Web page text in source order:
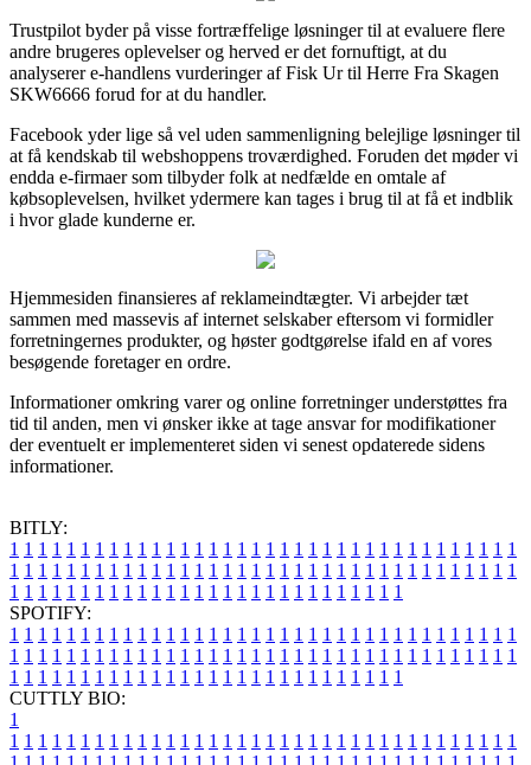
Trustpilot byder på visse fortræffelige løsninger til at evaluere flere
andre brugeres oplevelser og herved er det fornuftigt, at du
analyserer e-handlens vurderinger af Fisk Ur til Herre Fra Skagen
SKW6666 forud for at du handler.
Facebook yder lige så vel uden sammenligning belejlige løsninger til
at få kendskab til webshoppens troværdighed. Foruden det møder vi
endda e-firmaer som tilbyder folk at nedfælde en omtale af
købsoplevelsen, hvilket ydermere kan tages i brug til at få et indblik
i hvor glade kunderne er.
Hjemmesiden finansieres af reklameindtægter. Vi arbejder tæt
sammen med massevis af internet selskaber eftersom vi formidler
forretningernes produkter, og høster godtgørelse ifald en af vores
besøgende foretager en ordre.
Informationer omkring varer og online forretninger understøttes fra
tid til anden, men vi ønsker ikke at tage ansvar for modifikationer
der eventuelt er implementeret siden vi senest opdaterede sidens
informationer.
BITLY:
1 1 1 1 1 1 1 1 1 1 1 1 1 1 1 1 1 1 1 1 1 1 1 1 1 1 1 1 1 1 1 1 1 1 1 1
1 1 1 1 1 1 1 1 1 1 1 1 1 1 1 1 1 1 1 1 1 1 1 1 1 1 1 1 1 1 1 1 1 1 1 1
1 1 1 1 1 1 1 1 1 1 1 1 1 1 1 1 1 1 1 1 1 1 1 1 1 1 1 1
SPOTIFY:
1 1 1 1 1 1 1 1 1 1 1 1 1 1 1 1 1 1 1 1 1 1 1 1 1 1 1 1 1 1 1 1 1 1 1 1
1 1 1 1 1 1 1 1 1 1 1 1 1 1 1 1 1 1 1 1 1 1 1 1 1 1 1 1 1 1 1 1 1 1 1 1
1 1 1 1 1 1 1 1 1 1 1 1 1 1 1 1 1 1 1 1 1 1 1 1 1 1 1 1
CUTTLY BIO:
1
1 1 1 1 1 1 1 1 1 1 1 1 1 1 1 1 1 1 1 1 1 1 1 1 1 1 1 1 1 1 1 1 1 1 1 1